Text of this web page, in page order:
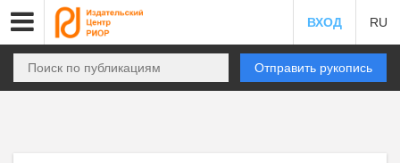
ВХОД RU
Отправить рукопись